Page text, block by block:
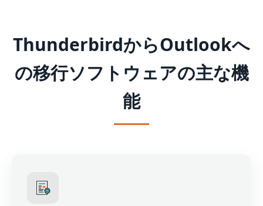
ThunderbirdからOutlookへ
の移行ソフトウェアの主な機
能